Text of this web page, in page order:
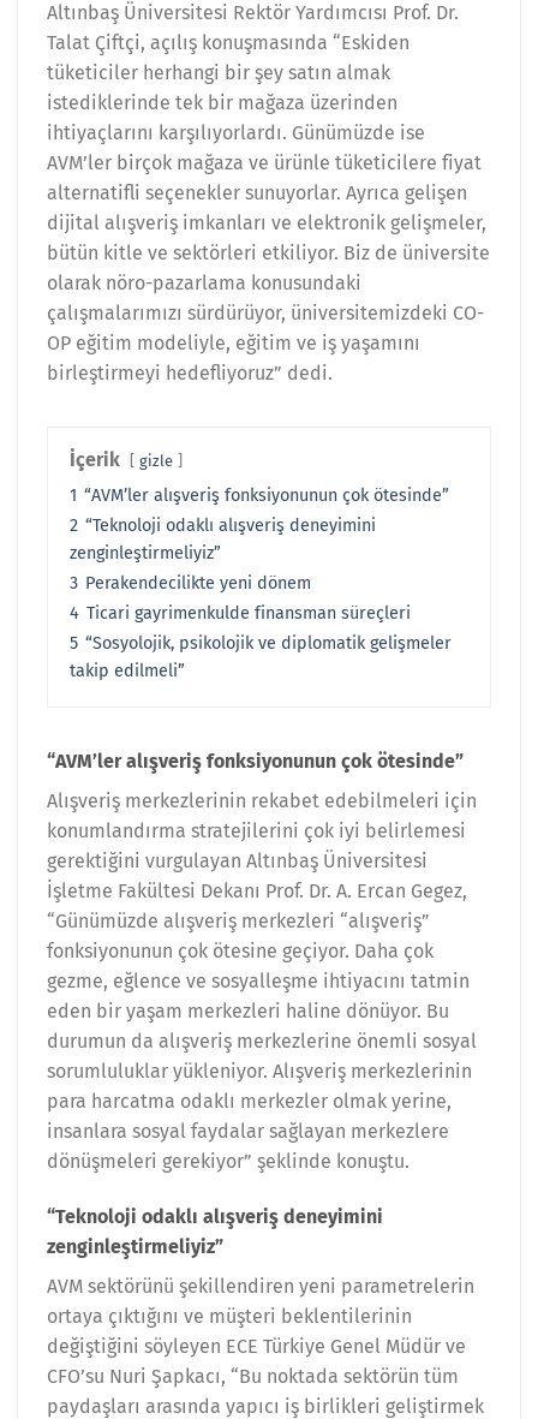
Altınbaş Üniversitesi Rektör Yardımcısı Prof. Dr.
Talat Çiftçi, açılış konuşmasında “Eskiden
tüketiciler herhangi bir şey satın almak
istediklerinde tek bir mağaza üzerinden
ihtiyaçlarını karşılıyorlardı. Günümüzde ise
AVM’ler birçok mağaza ve ürünle tüketicilere fiyat
alternatifli seçenekler sunuyorlar. Ayrıca gelişen
dijital alışveriş imkanları ve elektronik gelişmeler,
bütün kitle ve sektörleri etkiliyor. Biz de üniversite
olarak nöro-pazarlama konusundaki
çalışmalarımızı sürdürüyor, üniversitemizdeki CO-
OP eğitim modeliyle, eğitim ve iş yaşamını
birleştirmeyi hedefliyoruz” dedi.
İçerik gizle
1 “AVM’ler alışveriş fonksiyonunun çok ötesinde”
2 “Teknoloji odaklı alışveriş deneyimini
zenginleştirmeliyiz”
3 Perakendecilikte yeni dönem
4 Ticari gayrimenkulde finansman süreçleri
5 “Sosyolojik, psikolojik ve diplomatik gelişmeler
takip edilmeli”
“AVM’ler alışveriş fonksiyonunun çok ötesinde”
Alışveriş merkezlerinin rekabet edebilmeleri için
konumlandırma stratejilerini çok iyi belirlemesi
gerektiğini vurgulayan Altınbaş Üniversitesi
İşletme Fakültesi Dekanı Prof. Dr. A. Ercan Gegez,
“Günümüzde alışveriş merkezleri “alışveriş”
fonksiyonunun çok ötesine geçiyor. Daha çok
gezme, eğlence ve sosyalleşme ihtiyacını tatmin
eden bir yaşam merkezleri haline dönüyor. Bu
durumun da alışveriş merkezlerine önemli sosyal
sorumluluklar yükleniyor. Alışveriş merkezlerinin
para harcatma odaklı merkezler olmak yerine,
insanlara sosyal faydalar sağlayan merkezlere
dönüşmeleri gerekiyor” şeklinde konuştu.
“Teknoloji odaklı alışveriş deneyimini
zenginleştirmeliyiz”
AVM sektörünü şekillendiren yeni parametrelerin
ortaya çıktığını ve müşteri beklentilerinin
değiştiğini söyleyen ECE Türkiye Genel Müdür ve
CFO’su Nuri Şapkacı, “Bu noktada sektörün tüm
paydaşları arasında yapıcı iş birlikleri geliştirmek